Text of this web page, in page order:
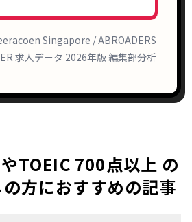
Singapore / ABROADERS
求人データ 2026年版 編集部分析
TOEIC 700点以上 の
方におすすめの記事